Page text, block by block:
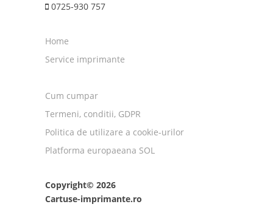
0725-930 757
Home
Service imprimante
Cum cumpar
Termeni, conditii, GDPR
Politica de utilizare a cookie-urilor
Platforma europaeana SOL
Copyright© 2026
Cartuse-imprimante.ro